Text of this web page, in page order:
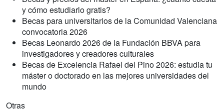
y cómo estudiarlo gratis?
Becas para universitarios de la Comunidad Valenciana
convocatoria 2026
Becas Leonardo 2026 de la Fundación BBVA para
investigadores y creadores culturales
Becas de Excelencia Rafael del Pino 2026: estudia tu
máster o doctorado en las mejores universidades del
mundo
Otras